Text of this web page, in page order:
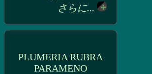
さらに...
PLUMERIA RUBRA
PARAMENO